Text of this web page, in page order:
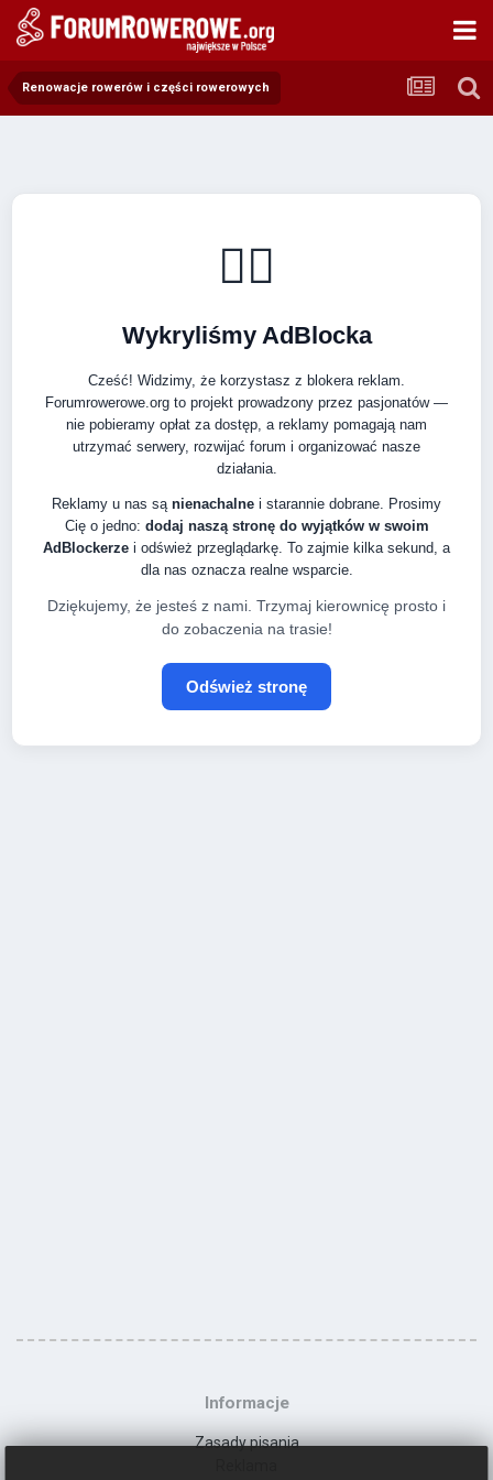
Renowacje rowerów i części rowerowych
🚴‍♂️
Wykryliśmy AdBlocka
Cześć! Widzimy, że korzystasz z blokera reklam.
Forumrowerowe.org to projekt prowadzony przez pasjonatów —
nie pobieramy opłat za dostęp, a reklamy pomagają nam
utrzymać serwery, rozwijać forum i organizować nasze
działania.
Reklamy u nas są nienachalne i starannie dobrane. Prosimy
Cię o jedno: dodaj naszą stronę do wyjątków w swoim
AdBlockerze i odśwież przeglądarkę. To zajmie kilka sekund, a
dla nas oznacza realne wsparcie.
Dziękujemy, że jesteś z nami. Trzymaj kierownicę prosto i
do zobaczenia na trasie!
Odśwież stronę
Informacje
Zasady pisania